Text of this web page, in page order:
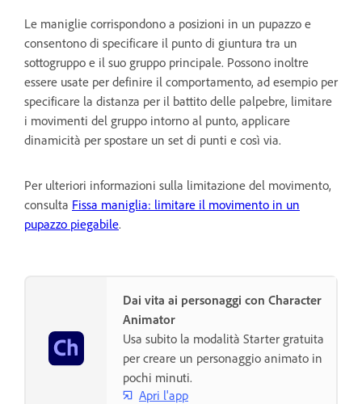
Le maniglie corrispondono a posizioni in un pupazzo e
consentono di specificare il punto di giuntura tra un
sottogruppo e il suo gruppo principale. Possono inoltre
essere usate per definire il comportamento, ad esempio per
specificare la distanza per il battito delle palpebre, limitare
i movimenti del gruppo intorno al punto, applicare
dinamicità per spostare un set di punti e così via.
Per ulteriori informazioni sulla limitazione del movimento,
consulta Fissa maniglia: limitare il movimento in un
pupazzo piegabile.
Dai vita ai personaggi con Character
Animator
Usa subito la modalità Starter gratuita
per creare un personaggio animato in
pochi minuti.
Apri l'app